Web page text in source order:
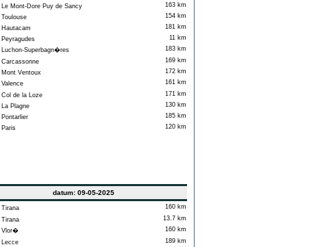
Le Mont-Dore Puy de Sancy
163 km
Toulouse
154 km
Hautacam
181 km
Peyragudes
11 km
Luchon-Superbagn�res
183 km
Carcassonne
169 km
Mont Ventoux
172 km
Valence
161 km
Col de la Loze
171 km
La Plagne
130 km
Pontarlier
185 km
Paris
120 km
datum: 09-05-2025
Tirana
160 km
Tirana
13.7 km
Vlor�
160 km
Lecce
189 km